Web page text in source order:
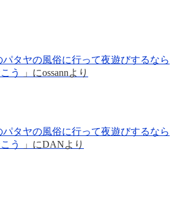
パタヤの風俗に行って夜遊びするなら
う
」にossannより
パタヤの風俗に行って夜遊びするなら
う
」にDANより